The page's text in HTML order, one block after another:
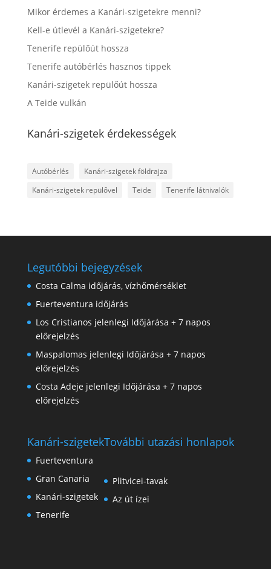
Mikor érdemes a Kanári-szigetekre menni?
Kell-e útlevél a Kanári-szigetekre?
Tenerife repülőút hossza
Tenerife autóbérlés hasznos tippek
Kanári-szigetek repülőút hossza
A Teide vulkán
Kanári-szigetek érdekességek
Autóbérlés
Kanári-szigetek földrajza
Kanári-szigetek repülővel
Teide Tenerife látnivalók
Legutóbbi bejegyzések
Costa Calma időjárás, vízhőmérséklet
Fuerteventura időjárás
Los Cristianos jelenlegi Időjárása + 7 napos
előrejelzés
Maspalomas jelenlegi Időjárása + 7 napos
előrejelzés
Costa Adeje jelenlegi Időjárása + 7 napos
előrejelzés
Kanári-szigetek
Fuerteventura
Gran Canaria
Kanári-szigetek
Tenerife
További utazási honlapok
Plitvicei-tavak
Az út ízei